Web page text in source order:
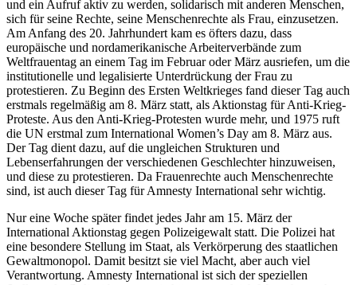
und ein Aufruf aktiv zu werden, solidarisch mit anderen Menschen,
sich für seine Rechte, seine Menschenrechte als Frau, einzusetzen.
Am Anfang des 20. Jahrhundert kam es öfters dazu, dass
europäische und nordamerikanische Arbeiterverbände zum
Weltfrauentag an einem Tag im Februar oder März ausriefen, um die
institutionelle und legalisierte Unterdrückung der Frau zu
protestieren. Zu Beginn des Ersten Weltkrieges fand dieser Tag auch
erstmals regelmäßig am 8. März statt, als Aktionstag für Anti-Krieg-
Proteste. Aus den Anti-Krieg-Protesten wurde mehr, und 1975 ruft
die UN erstmal zum International Women’s Day am 8. März aus.
Der Tag dient dazu, auf die ungleichen Strukturen und
Lebenserfahrungen der verschiedenen Geschlechter hinzuweisen,
und diese zu protestieren. Da Frauenrechte auch Menschenrechte
sind, ist auch dieser Tag für Amnesty International sehr wichtig.
Nur eine Woche später findet jedes Jahr am 15. März der
International Aktionstag gegen Polizeigewalt statt. Die Polizei hat
eine besondere Stellung im Staat, als Verkörperung des staatlichen
Gewaltmonopol. Damit besitzt sie viel Macht, aber auch viel
Verantwortung. Amnesty International ist sich der speziellen